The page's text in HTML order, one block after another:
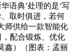
语典’处理的是‘写
取时俱进，若何
师供给一款智能化
，配合锻炼、优化
鑫）（图表：孟丽